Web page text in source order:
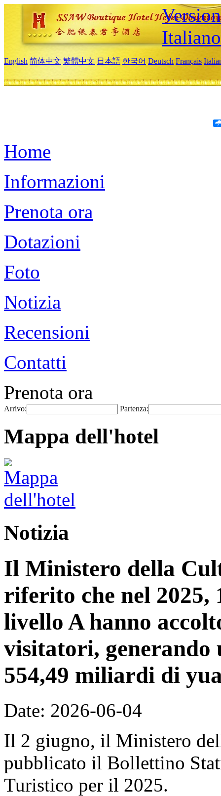
Italiano
English 简体中文 繁體中文 日本語 한국어 Deutsch Français
Home
Informazioni
Prenota ora
Dotazioni
Foto
Notizia
Recensioni
Contatti
Prenota ora
Arrivo: Partenza:
Mappa dell'hotel
Notizia
Il Ministero della
riferito che nel
livello A hanno
visitatori,
554,49 miliardi di
Date: 2026-06-04
Il 2 giugno, il Ministero
pubblicato il Bollettino
Turistico per il 2025.